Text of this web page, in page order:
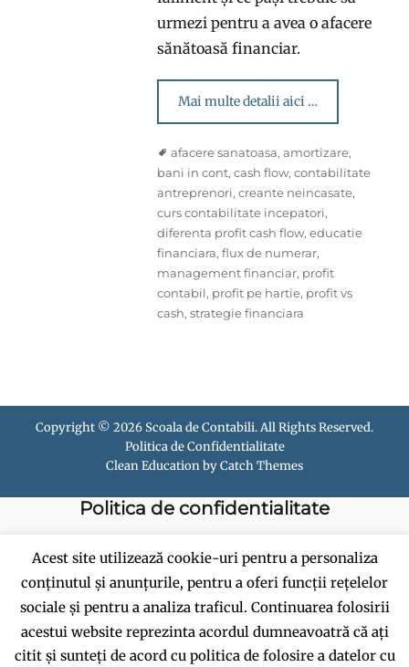
urmezi pentru a avea o afacere
sănătoasă financiar.
Mai multe detalii aici …
Tagsafacere sanatoasa,amortizare,
bani in cont,cash flow,contabilitate
antreprenori,creante neincasate,
curs contabilitate incepatori,
diferenta profit cash flow,educatie
financiara,flux de numerar,
management financiar, profit
contabil, profit pe hartie, profit vs
cash,strategie financiara
Copyright © 2026 Scoala de Contabili. All Rights Reserved.
Politica de Confidentialitate
Clean Education byCatch Themes
Acest site utilizează cookie-uri pentru a personaliza
conținutul și anunțurile, pentru a oferi funcții rețelelor
sociale și pentru a analiza traficul. Continuarea folosirii
acestui website reprezinta acordul dumneavoatră că ați
citit și sunteți de acord cu politica de folosire a datelor cu
Politica de confidentialitate
Politica de cookies
Termeni si conditii